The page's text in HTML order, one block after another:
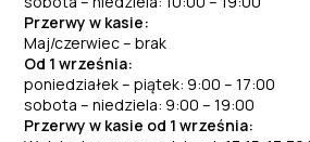
Przerwy w kasie:
Maj/czerwiec – brak
Od 1 września:
poniedziałek – piątek: 9:00 – 17:00
sobota – niedziela: 9:00 – 19:00
Przerwy w kasie od 1 września: